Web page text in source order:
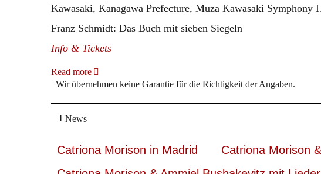
Kawasaki, Kanagawa Prefecture, Muza Kawasaki Symphony
Franz Schmidt: Das Buch mit sieben Siegeln
Info & Tickets
Read more
Wir übernehmen keine Garantie für die Richtigkeit der Angaben.
News
Catriona Morison in Madrid
Catriona Morison